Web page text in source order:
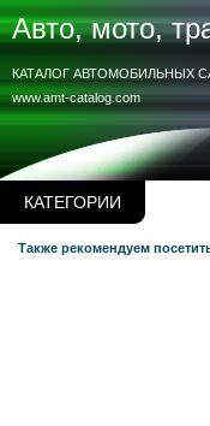
КАТЕГОРИИ
Авто, мото,
www.amt-catalog.com
КАТАЛОГ АВТОМОБИЛЬНЫХ
Также рекомендуем